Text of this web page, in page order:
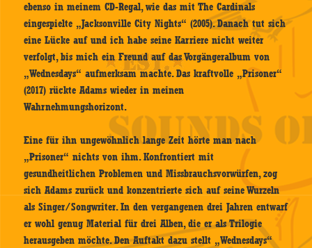
ebenso in meinem CD-Regal, wie das mit The Cardinals
eingespielte „Jacksonville City Nights“ (2005). Danach tut sich
eine Lücke auf und ich habe seine Karriere nicht weiter
verfolgt, bis mich ein Freund auf das Vorgängeralbum von
„Wednesdays“ aufmerksam machte. Das kraftvolle „Prisoner“
(2017) rückte Adams wieder in meinen
Wahrnehmungshorizont.
Eine für ihn ungewöhnlich lange Zeit hörte man nach
„Prisoner“ nichts von ihm. Konfrontiert mit
gesundheitlichen Problemen und Missbrauchsvorwürfen, zog
sich Adams zurück und konzentrierte sich auf seine Wurzeln
als Singer/Songwriter. In den vergangenen drei Jahren entwarf
er wohl genug Material für drei Alben, die er als Trilogie
herausgeben möchte. Den Auftakt dazu stellt „Wednesdays“